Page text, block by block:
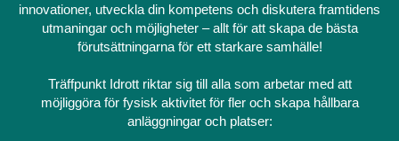
innovationer, utveckla din kompetens och diskutera framtidens
utmaningar och möjligheter – allt för att skapa de bästa
förutsättningarna för ett starkare samhälle!
Träffpunkt Idrott riktar sig till alla som arbetar med att
möjliggöra för fysisk aktivitet för fler och skapa hållbara
anläggningar och platser: